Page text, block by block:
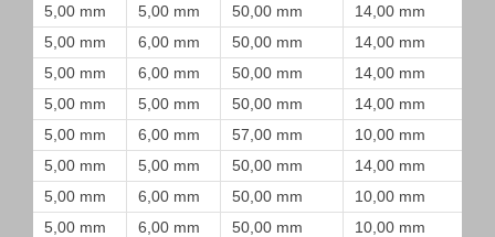
5,00 mm
5,00 mm 50,00 mm
14,00 mm
5,00 mm
6,00 mm 50,00 mm
14,00 mm
5,00 mm
6,00 mm 50,00 mm
14,00 mm
5,00 mm
5,00 mm 50,00 mm
14,00 mm
5,00 mm
6,00 mm 57,00 mm
10,00 mm
5,00 mm
5,00 mm 50,00 mm
14,00 mm
5,00 mm
6,00 mm 50,00 mm
10,00 mm
5,00 mm
6,00 mm 50,00 mm
10,00 mm